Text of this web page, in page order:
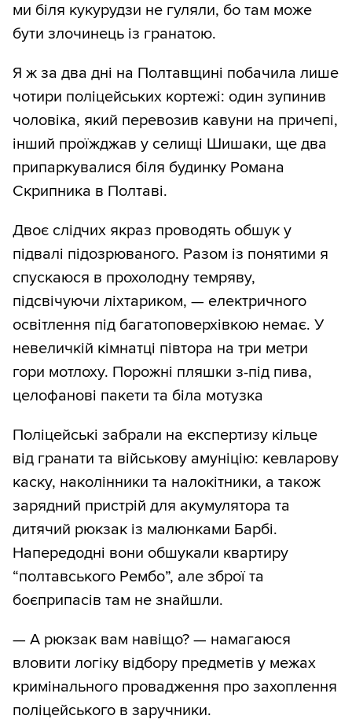
ми біля кукурудзи не гуляли, бо там може
бути злочинець із гранатою.
Я ж за два дні на Полтавщині побачила лише
чотири поліцейських кортежі: один зупинив
чоловіка, який перевозив кавуни на причепі,
інший проїжджав у селищі Шишаки, ще два
припаркувалися біля будинку Романа
Скрипника в Полтаві.
Двоє слідчих якраз проводять обшук у
підвалі підозрюваного. Разом із понятими я
спускаюся в прохолодну темряву,
підсвічуючи ліхтариком, — електричного
освітлення під багатоповерхівкою немає. У
невеличкій кімнатці півтора на три метри
гори мотлоху. Порожні пляшки з-під пива,
целофанові пакети та біла мотузка
Поліцейські забрали на експертизу кільце
від гранати та військову амуніцію: кевларову
каску, наколінники та налокітники, а також
зарядний пристрій для акумулятора та
дитячий рюкзак із малюнками Барбі.
Напередодні вони обшукали квартиру
“полтавського Рембо”, але зброї та
боєприпасів там не знайшли.
— А рюкзак вам навіщо? — намагаюся
вловити логіку відбору предметів у межах
кримінального провадження про захоплення
поліцейського в заручники.